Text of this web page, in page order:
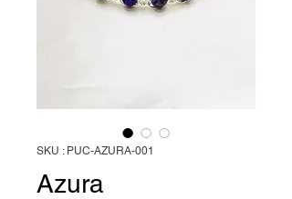
SKU : PUC-AZURA-001
Azura